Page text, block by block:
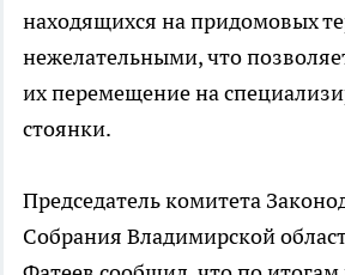
находящихся на придомовых
нежелательными, что
их перемещение на
стоянки.
Председатель комитета
Собрания Владимирской